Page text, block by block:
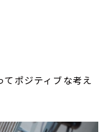
てポジティブな考え